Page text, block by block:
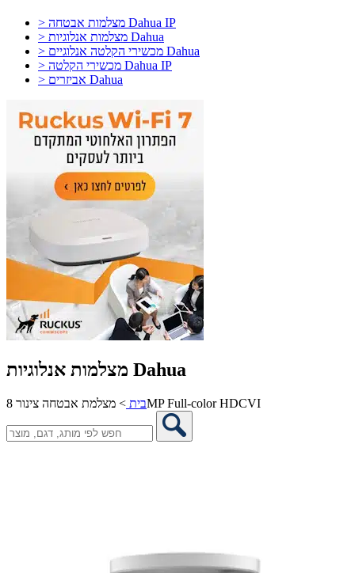
> מצלמות אבטחה Dahua IP
> מצלמות אנלוגיות Dahua
> מכשירי הקלטה אנלוגיים Dahua
> מכשירי הקלטה Dahua IP
> אביזרים Dahua
מצלמות אנלוגיות Dahua
בית > מצלמת אבטחה צינור 8MP Full-color HDCVI